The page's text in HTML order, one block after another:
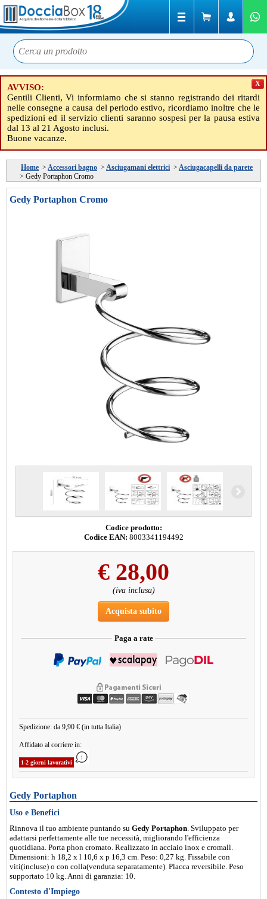
AVVISO:
Gentili Clienti, Vi informiamo che si stanno registrando dei ritardi
nelle consegne a causa del periodo estivo, ricordiamo inoltre che le
spedizioni ed il servizio clienti saranno sospesi per la pausa estiva
dal 13 al 21 Agosto inclusi.
Buone vacanze.
X
Home > Accessori bagno > Asciugamani elettrici > Asciugacapelli da parete
> Gedy Portaphon Cromo
Gedy Portaphon Cromo
Codice prodotto:
Codice EAN: 8003341194492
€ 28,00
(iva inclusa)
Acquista subito
Paga a rate
Spedizione: da 9,90 € (in tutta Italia)
Affidato al corriere in:
1-2 giorni lavorativi
Gedy Portaphon
Uso e Benefici
Rinnova il tuo ambiente puntando su Gedy Portaphon. Sviluppato per
adattarsi perfettamente alle tue necessità, migliorando l'efficienza
quotidiana. Porta phon cromato. Realizzato in acciaio inox e cromall.
Dimensioni: h 18,2 x l 10,6 x p 16,3 cm. Peso: 0,27 kg. Fissabile con
viti(incluse) o con colla(venduta separatamente). Placca reversibile. Peso
supportato 10 kg. Anni di garanzia: 10.
Contesto d'Impiego